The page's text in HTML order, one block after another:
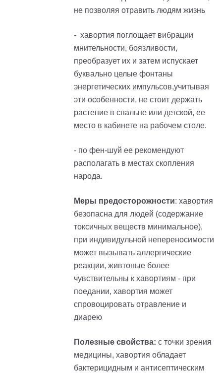
не позволяя отравить людям жизнь
- хавортия поглощает вибрации
мнительности, боязливости,
преобразует их и затем испускает
буквально целые фонтаны
энергетических импульсов,учитывая
эти особенности, не стоит держать
растение в спальне или детской, ее
место в кабинете на рабочем столе.
- по фен-шуй ее рекомендуют
располагать в местах скопления
народа.
Меры предосторожности: хавортия
безопасна для людей (содержание
токсичных веществ минимальное),
при индивидульной непереносимости
может вызывать аллергические
реакции, живтоные более
чувствительны к хавортиям - при
поедании, хавортия может
спровоцировать отравление и
диарею
Полезные свойства: с точки зрения
медицины, хавортия обладает
бактерицидным и антисептическим